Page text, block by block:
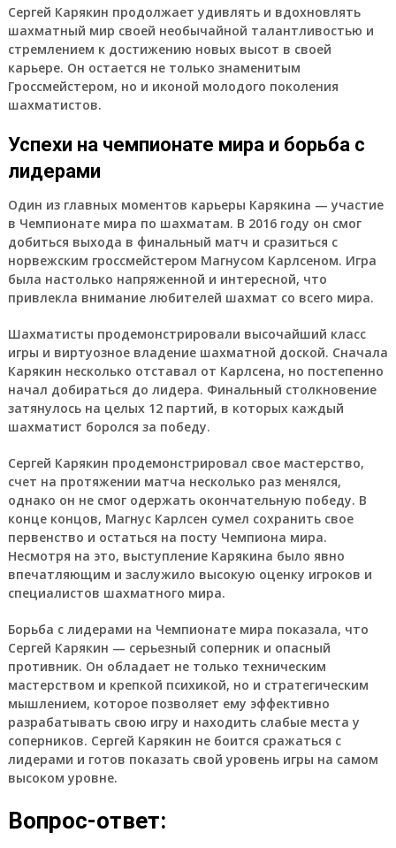
Сергей Карякин продолжает удивлять и вдохновлять
шахматный мир своей необычайной талантливостью и
стремлением к достижению новых высот в своей
карьере. Он остается не только знаменитым
Гроссмейстером, но и иконой молодого поколения
шахматистов.
Успехи на чемпионате мира и борьба с
лидерами
Один из главных моментов карьеры Карякина — участие
в Чемпионате мира по шахматам. В 2016 году он смог
добиться выхода в финальный матч и сразиться с
норвежским гроссмейстером Магнусом Карлсеном. Игра
была настолько напряженной и интересной, что
привлекла внимание любителей шахмат со всего мира.
Шахматисты продемонстрировали высочайший класс
игры и виртуозное владение шахматной доской. Сначала
Карякин несколько отставал от Карлсена, но постепенно
начал добираться до лидера. Финальный столкновение
затянулось на целых 12 партий, в которых каждый
шахматист боролся за победу.
Сергей Карякин продемонстрировал свое мастерство,
счет на протяжении матча несколько раз менялся,
однако он не смог одержать окончательную победу. В
конце концов, Магнус Карлсен сумел сохранить свое
первенство и остаться на посту Чемпиона мира.
Несмотря на это, выступление Карякина было явно
впечатляющим и заслужило высокую оценку игроков и
специалистов шахматного мира.
Борьба с лидерами на Чемпионате мира показала, что
Сергей Карякин — серьезный соперник и опасный
противник. Он обладает не только техническим
мастерством и крепкой психикой, но и стратегическим
мышлением, которое позволяет ему эффективно
разрабатывать свою игру и находить слабые места у
соперников. Сергей Карякин не боится сражаться с
лидерами и готов показать свой уровень игры на самом
высоком уровне.
Вопрос-ответ: